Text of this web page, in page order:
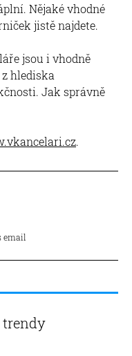
Nějaké vhodné
jistě najdete.
jsou i vhodně
hlediska
Jak správně
.
email
trendy